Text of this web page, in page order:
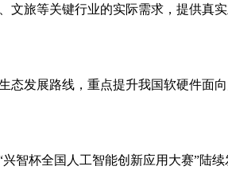
文旅等关键行业的实际需求，提供
发展路线，重点提升我国软硬件面
智杯全国人工智能创新应用大赛”陆